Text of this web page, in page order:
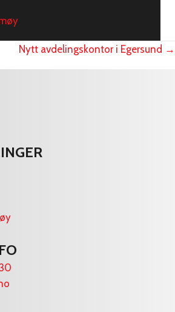
Nytt avdelingskontor i Egersund →